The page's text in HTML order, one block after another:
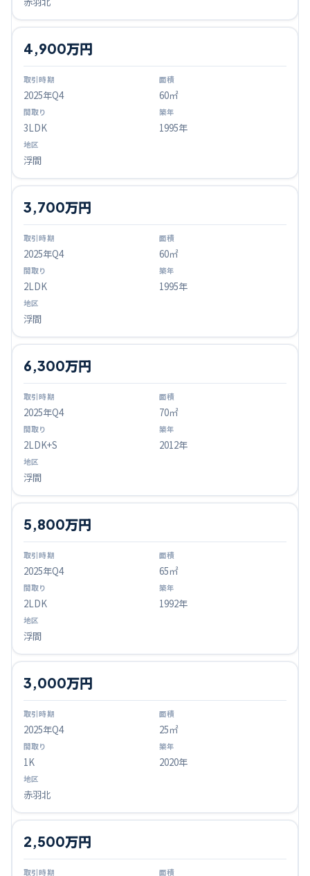
2025年Q4
4,900万円
60㎡
3LDK 1995年
浮間
2025年Q4
3,700万円
60㎡
2LDK 1995年
浮間
2025年Q4
6,300万円
70㎡
2LDK+S 2012年
浮間
2025年Q4
5,800万円
65㎡
2LDK 1992年
浮間
2025年Q4
3,000万円
25㎡
1K 2020年
赤羽北
2,500万円